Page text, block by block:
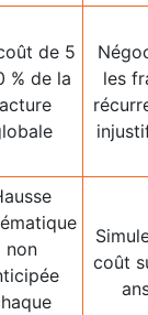
de 5
% de la
les
non
coût